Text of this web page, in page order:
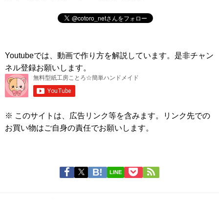
Youtubeでは、動画で作り方を解説しています。是非チャン
ネル登録お願いします。
※ このサイトは、広告リンク等を含みます。リンク先での
お買い物はご自身の責任でお願いします。
LINE